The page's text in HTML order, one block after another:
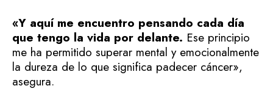
«Y aquí me encuentro pensando cada día
que tengo la vida por delante. Ese principio
me ha permitido superar mental y emocionalmente
la dureza de lo que significa padecer cáncer»,
asegura.